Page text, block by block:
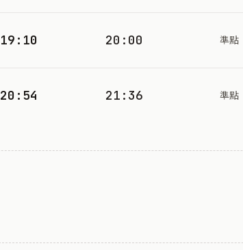
19:10 20:00 準點
20:54 21:36 準點